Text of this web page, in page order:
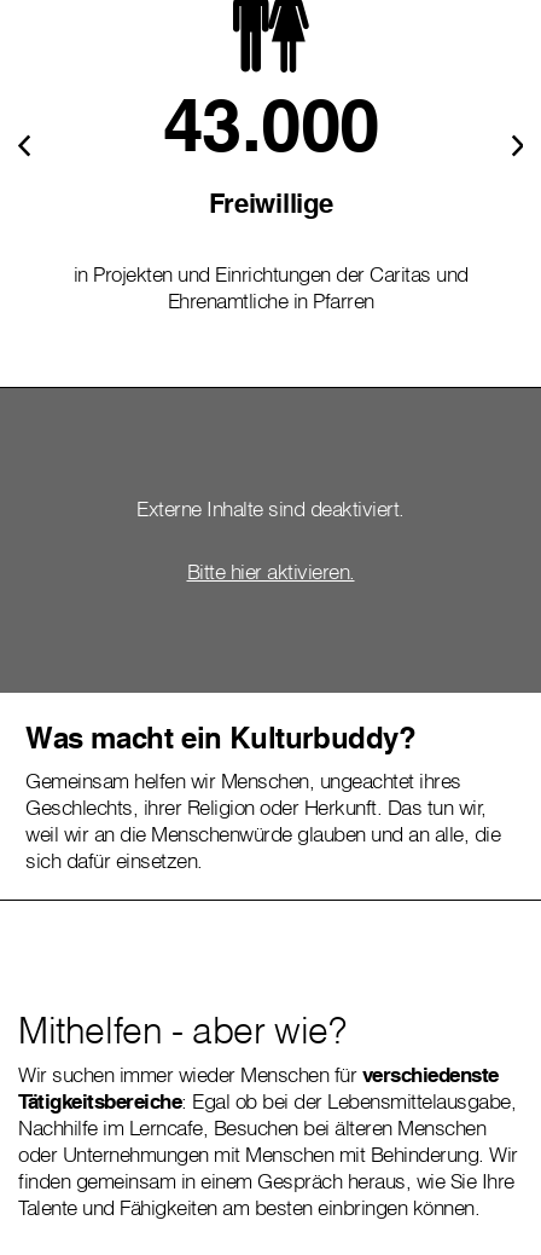
43.000
Freiwillige
in Projekten und Einrichtungen der Caritas und
Ehrenamtliche in Pfarren
Externe Inhalte sind deaktiviert.
Bitte hier aktivieren.
Was macht ein Kulturbuddy?
Gemeinsam helfen wir Menschen, ungeachtet ihres
Geschlechts, ihrer Religion oder Herkunft. Das tun wir,
weil wir an die Menschenwürde glauben und an alle, die
sich dafür einsetzen.
Mithelfen - aber wie?
Wir suchen immer wieder Menschen fürverschiedenste
Tätigkeitsbereiche: Egal ob bei der Lebensmittelausgabe,
Nachhilfe im Lerncafe, Besuchen bei älteren Menschen
oder Unternehmungen mit Menschen mit Behinderung. Wir
finden gemeinsam in einem Gespräch heraus, wie Sie Ihre
Talente und Fähigkeiten am besten einbringen können.